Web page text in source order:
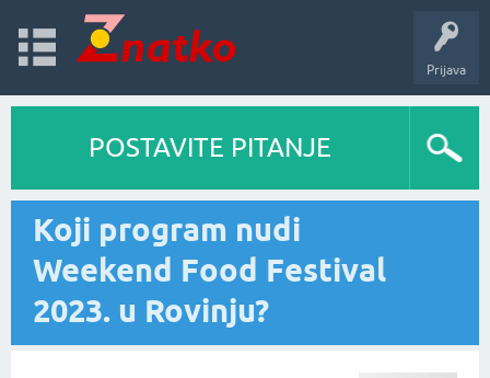
Prijava
POSTAVITE PITANJE
Koji program nudi
Weekend Food Festival
2023. u Rovinju?